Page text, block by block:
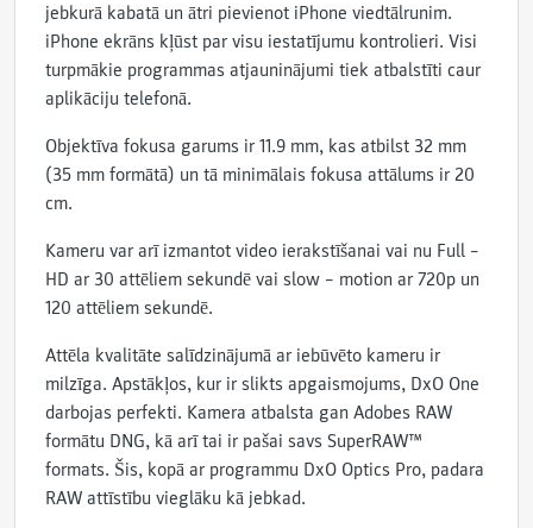
jebkurā kabatā un ātri pievienot iPhone viedtālrunim.
iPhone ekrāns kļūst par visu iestatījumu kontrolieri. Visi
turpmākie programmas atjauninājumi tiek atbalstīti caur
aplikāciju telefonā.
Objektīva fokusa garums ir 11.9 mm, kas atbilst 32 mm
(35 mm formātā) un tā minimālais fokusa attālums ir 20
cm.
Kameru var arī izmantot video ierakstīšanai vai nu Full –
HD ar 30 attēliem sekundē vai slow – motion ar 720p un
120 attēliem sekundē.
Attēla kvalitāte salīdzinājumā ar iebūvēto kameru ir
milzīga. Apstākļos, kur ir slikts apgaismojums, DxO One
darbojas perfekti. Kamera atbalsta gan Adobes RAW
formātu DNG, kā arī tai ir pašai savs SuperRAW™
formats. Šis, kopā ar programmu DxO Optics Pro, padara
RAW attīstību vieglāku kā jebkad.